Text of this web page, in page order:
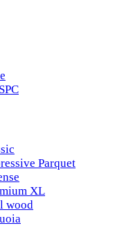
Parquet
XL
wood